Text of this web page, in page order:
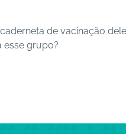
de vacinação
esse grupo?